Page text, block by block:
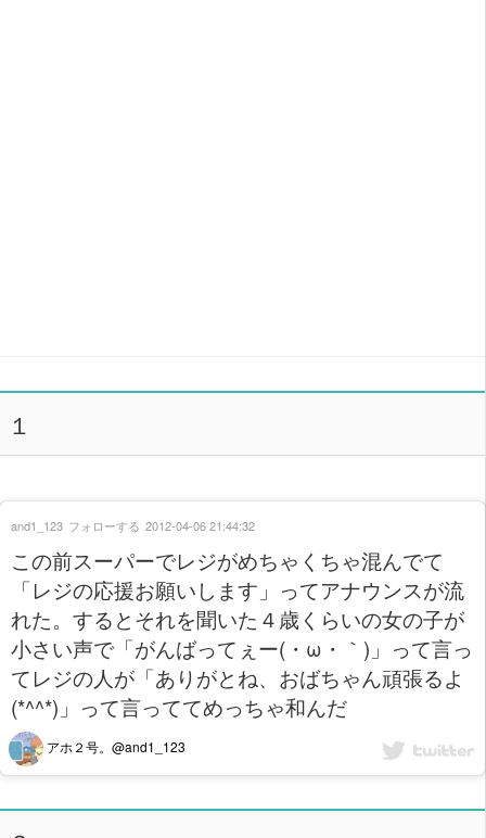
１
この前スーパーでレジがめちゃくちゃ混んでて
「レジの応援お願いします」ってアナウンスが流
れた。するとそれを聞いた４歳くらいの女の子が
小さい声で「がんばってぇー(・ω・｀)」って言っ
てレジの人が「ありがとね、おばちゃん頑張るよ
(*^^*)」って言っててめっちゃ和んだ
アホ２号。@and1_123
and1_123 フォローする 2012-04-06 21:44:32